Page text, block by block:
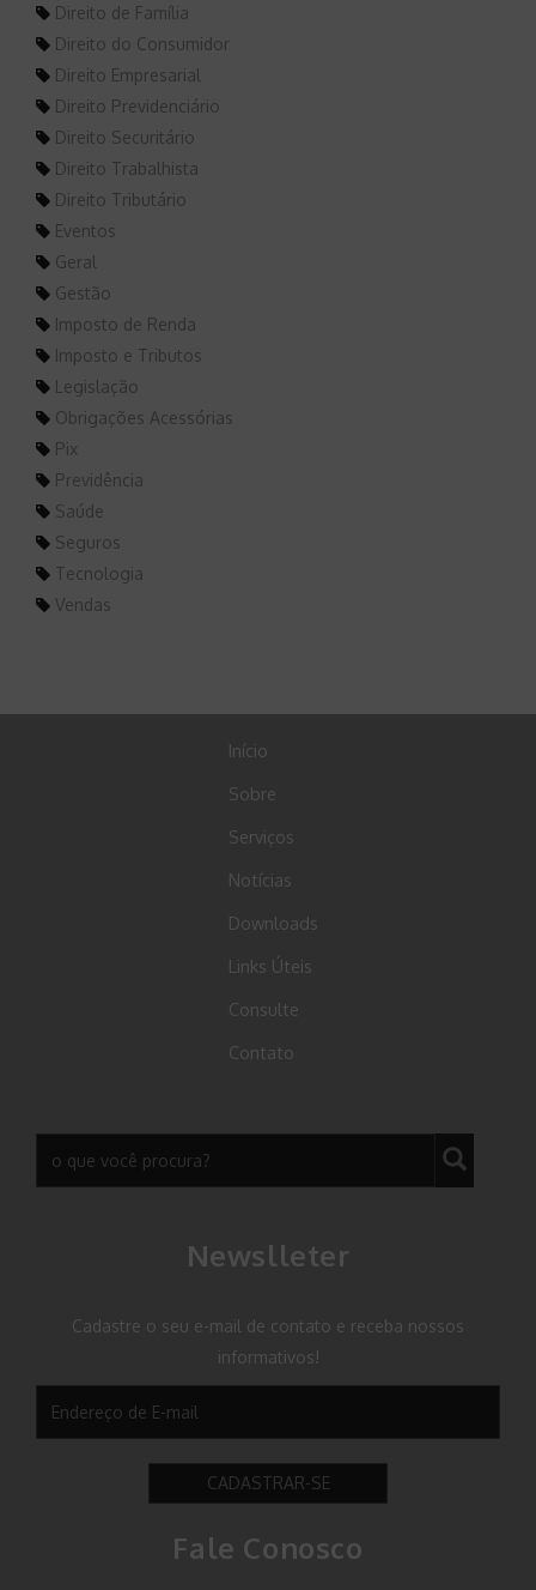
Direito de Família
Direito do Consumidor
Direito Empresarial
Direito Previdenciário
Direito Securitário
Direito Trabalhista
Direito Tributário
Eventos
Geral
Gestão
Imposto de Renda
Imposto e Tributos
Legislação
Obrigações Acessórias
Pix
Previdência
Saúde
Seguros
Tecnologia
Vendas
Início
Sobre
Serviços
Notícias
Downloads
Links Úteis
Consulte
Contato
Newslleter
Cadastre o seu e-mail de contato e receba nossos
informativos!
CADASTRAR-SE
Fale Conosco